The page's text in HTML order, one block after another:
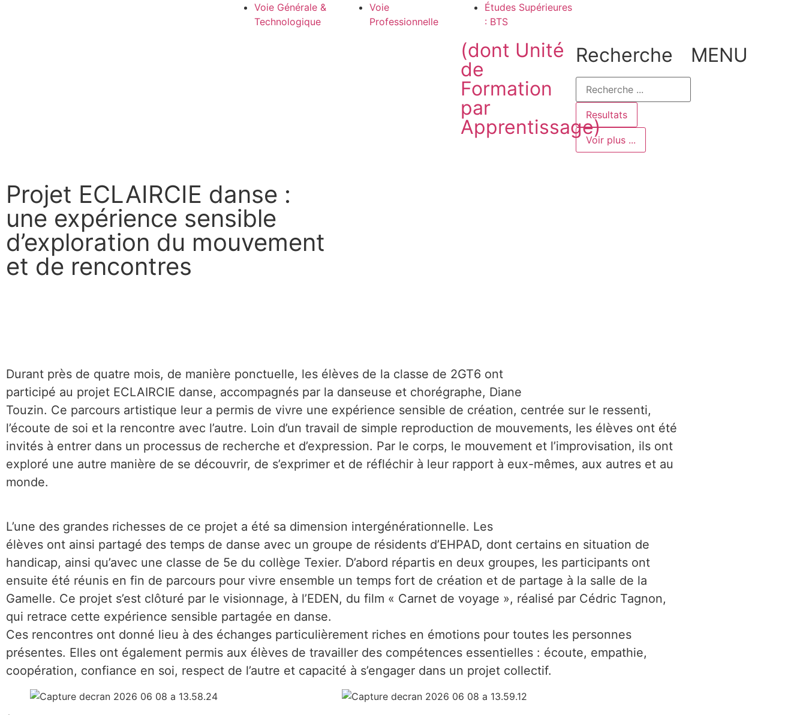
Voie Générale &
Technologique
Voie
Professionnelle
Études Supérieures
: BTS
(dont Unité
de
Formation
par
Apprentissage)
Recherche
Resultats
Voir plus ...
MENU
Projet ECLAIRCIE danse :
une expérience sensible
d’exploration du mouvement
et de rencontres
Durant près de quatre mois, de manière ponctuelle, les élèves de la classe de 2GT6 ont
participé au projet ECLAIRCIE danse, accompagnés par la danseuse et chorégraphe, Diane
Touzin. Ce parcours artistique leur a permis de vivre une expérience sensible de création, centrée sur le ressenti,
l’écoute de soi et la rencontre avec l’autre. Loin d’un travail de simple reproduction de mouvements, les élèves ont été
invités à entrer dans un processus de recherche et d’expression. Par le corps, le mouvement et l’improvisation, ils ont
exploré une autre manière de se découvrir, de s’exprimer et de réfléchir à leur rapport à eux-mêmes, aux autres et au
monde.
L’une des grandes richesses de ce projet a été sa dimension intergénérationnelle. Les
élèves ont ainsi partagé des temps de danse avec un groupe de résidents d’EHPAD, dont certains en situation de
handicap, ainsi qu’avec une classe de 5e du collège Texier. D’abord répartis en deux groupes, les participants ont
ensuite été réunis en fin de parcours pour vivre ensemble un temps fort de création et de partage à la salle de la
Gamelle. Ce projet s’est clôturé par le visionnage, à l’EDEN, du film « Carnet de voyage », réalisé par Cédric Tagnon,
qui retrace cette expérience sensible partagée en danse.
Ces rencontres ont donné lieu à des échanges particulièrement riches en émotions pour toutes les personnes
présentes. Elles ont également permis aux élèves de travailler des compétences essentielles : écoute, empathie,
coopération, confiance en soi, respect de l’autre et capacité à s’engager dans un projet collectif.